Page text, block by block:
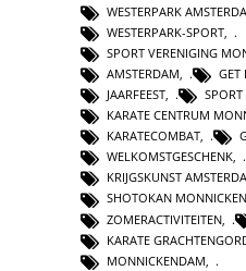
WESTERPARK
WESTERPARK-SPORT
SPORT VERENIGING
AMSTERDAM, GET
JAARFEEST,
KARATE CENTRUM
KARATECOMBAT,
WELKOMSTGESCHENK,
KRIJGSKUNST
SHOTOKAN
ZOMERACTIVITEITEN
KARATE
MONNICKENDAM